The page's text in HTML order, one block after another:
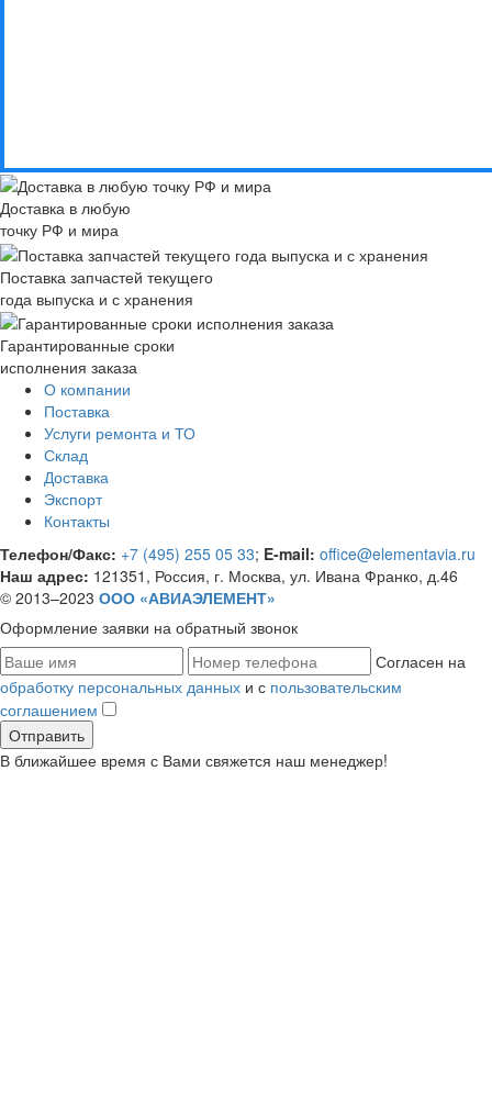
Доставка в любую
точку РФ и мира
Поставка запчастей текущего
года выпуска и с хранения
Гарантированные сроки
исполнения заказа
О компании
Поставка
Услуги ремонта и ТО
Склад
Доставка
Экспорт
Контакты
Телефон/Факс: +7 (495) 255 05 33; E-mail: office@elementavia.ru
Наш адрес: 121351, Россия, г. Москва, ул. Ивана Франко, д.46
© 2013–2023 ООО «АВИАЭЛЕМЕНТ»
Оформление заявки на обратный звонок
Согласен на
обработку персональных данных и с пользовательским
соглашением
В ближайшее время с Вами свяжется наш менеджер!